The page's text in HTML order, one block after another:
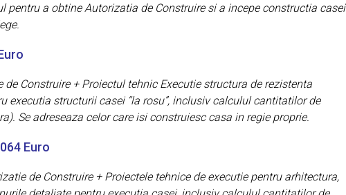
pentru a obtine Autorizatia de Construire si a incepe constructia casei
Construire + Proiectul tehnic Executie structura de rezistenta
executia structurii casei “la rosu”, inclusiv calculul cantitatilor de
Se adreseaza celor care isi construiesc casa in regie proprie.
Euro
de Construire + Proiectele tehnice de executie pentru arhitectura,